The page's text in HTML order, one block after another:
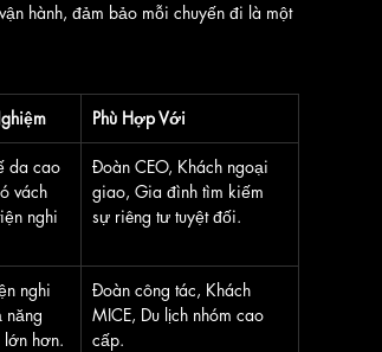
hành, đảm bảo mỗi chuyến đi là một
Phù Hợp Với
da cao
vách
nghi
Đoàn CEO, Khách ngoại
giao, Gia đình tìm kiếm
sự riêng tư tuyệt đối.
nghi
năng
lớn hơn.
Đoàn công tác, Khách
MICE, Du lịch nhóm cao
cấp.